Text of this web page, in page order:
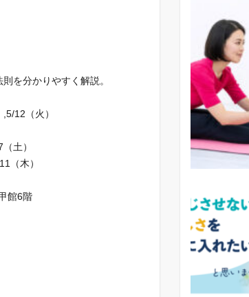
を分かりやすく解説。
,5/12（火）
土）
木）
館6階